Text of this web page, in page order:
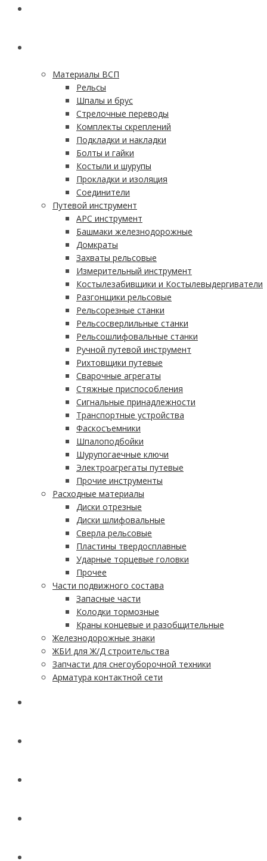
Материалы ВСП
Рельсы
Шпалы и брус
Стрелочные переводы
Комплекты скреплений
Подкладки и накладки
Болты и гайки
Костыли и шурупы
Прокладки и изоляция
Соединители
Путевой инструмент
АРС инструмент
Башмаки железнодорожные
Домкраты
Захваты рельсовые
Измерительный инструмент
Костылезабивщики и Костылевыдергиватели
Разгонщики рельсовые
Рельсорезные станки
Рельсосверлильные станки
Рельсошлифовальные станки
Ручной путевой инструмент
Рихтовщики путевые
Сварочные агрегаты
Стяжные приспособления
Сигнальные принадлежности
Транспортные устройства
Фаскосъемники
Шпалоподбойки
Шурупогаечные ключи
Электроагрегаты путевые
Прочие инструменты
Расходные материалы
Диски отрезные
Диски шлифовальные
Сверла рельсовые
Пластины твердосплавные
Ударные торцевые головки
Прочее
Части подвижного состава
Запасные части
Колодки тормозные
Краны концевые и разобщительные
Железнодорожные знаки
ЖБИ для Ж/Д строительства
Запчасти для снегоуборочной техники
Арматура контактной сети